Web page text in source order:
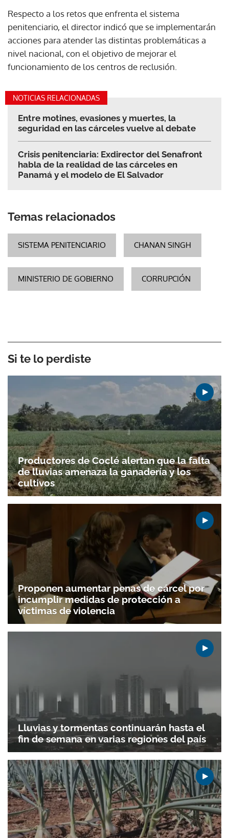
Respecto a los retos que enfrenta el sistema
penitenciario, el director indicó que se implementarán
acciones para atender las distintas problemáticas a
nivel nacional, con el objetivo de mejorar el
funcionamiento de los centros de reclusión.
NOTICIAS RELACIONADAS
Entre motines, evasiones y muertes, la
seguridad en las cárceles vuelve al debate
Crisis penitenciaria: Exdirector del Senafront
habla de la realidad de las cárceles en
Panamá y el modelo de El Salvador
Temas relacionados
SISTEMA PENITENCIARIO CHANAN SINGH
MINISTERIO DE GOBIERNO CORRUPCIÓN
Si te lo perdiste
Productores de Coclé alertan que la falta
de lluvias amenaza la ganadería y los
cultivos
Proponen aumentar penas de cárcel por
incumplir medidas de protección a
víctimas de violencia
Lluvias y tormentas continuarán hasta el
fin de semana en varias regiones del país